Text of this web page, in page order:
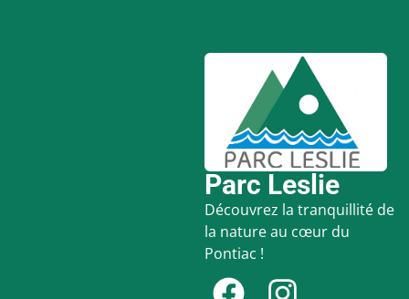
Parc Leslie
Découvrez la tranquillité de
la nature au cœur du
Pontiac !